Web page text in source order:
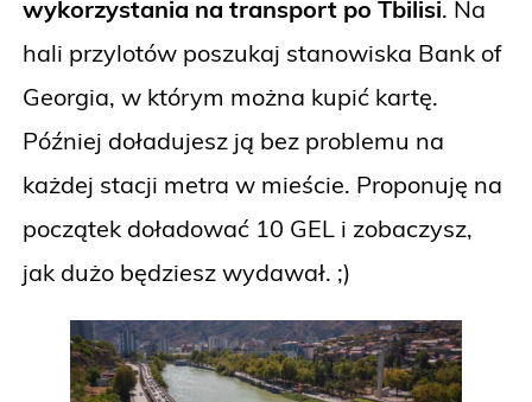
wykorzystania na transport po Tbilisi. Na
hali przylotów poszukaj stanowiska Bank of
Georgia, w którym można kupić kartę.
Później doładujesz ją bez problemu na
każdej stacji metra w mieście. Proponuję na
początek doładować 10 GEL i zobaczysz,
jak dużo będziesz wydawał. ;)